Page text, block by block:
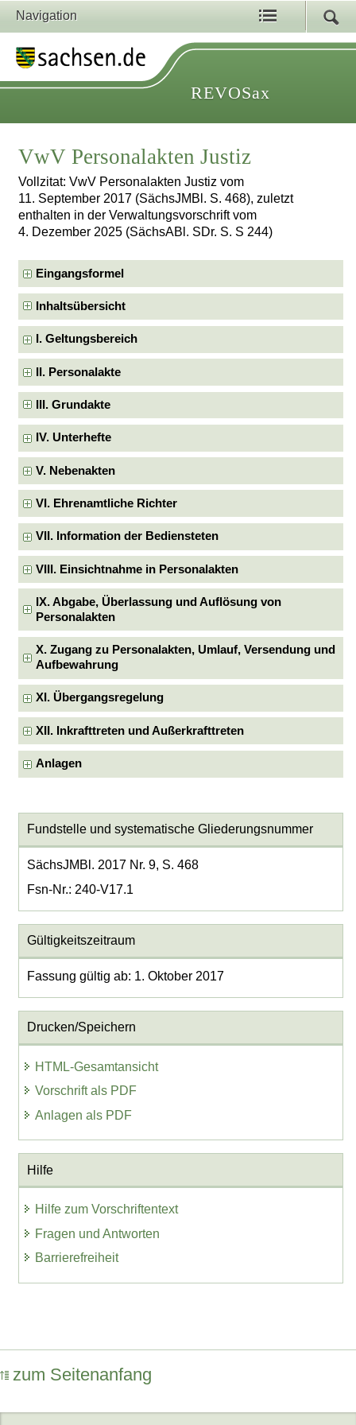
Navigation
REVOSax
VwV Personalakten Justiz
Vollzitat: VwV Personalakten Justiz vom
11. September 2017 (SächsJMBl. S. 468), zuletzt
enthalten in der Verwaltungsvorschrift vom
4. Dezember 2025 (SächsABl. SDr. S. S 244)
Eingangsformel
Inhaltsübersicht
I. Geltungsbereich
II. Personalakte
III. Grundakte
IV. Unterhefte
V. Nebenakten
VI. Ehrenamtliche Richter
VII. Information der Bediensteten
VIII. Einsichtnahme in Personalakten
IX. Abgabe, Überlassung und Auflösung von
Personalakten
X. Zugang zu Personalakten, Umlauf, Versendung und
Aufbewahrung
XI. Übergangsregelung
XII. Inkrafttreten und Außerkrafttreten
Anlagen
Fundstelle und systematische Gliederungsnummer
SächsJMBl. 2017 Nr. 9, S. 468
Fsn-Nr.: 240-V17.1
Gültigkeitszeitraum
Fassung gültig ab: 1. Oktober 2017
Drucken/Speichern
HTML-Gesamtansicht
Vorschrift als PDF
Anlagen als PDF
Hilfe
Hilfe zum Vorschriftentext
Fragen und Antworten
Barrierefreiheit
zum Seitenanfang